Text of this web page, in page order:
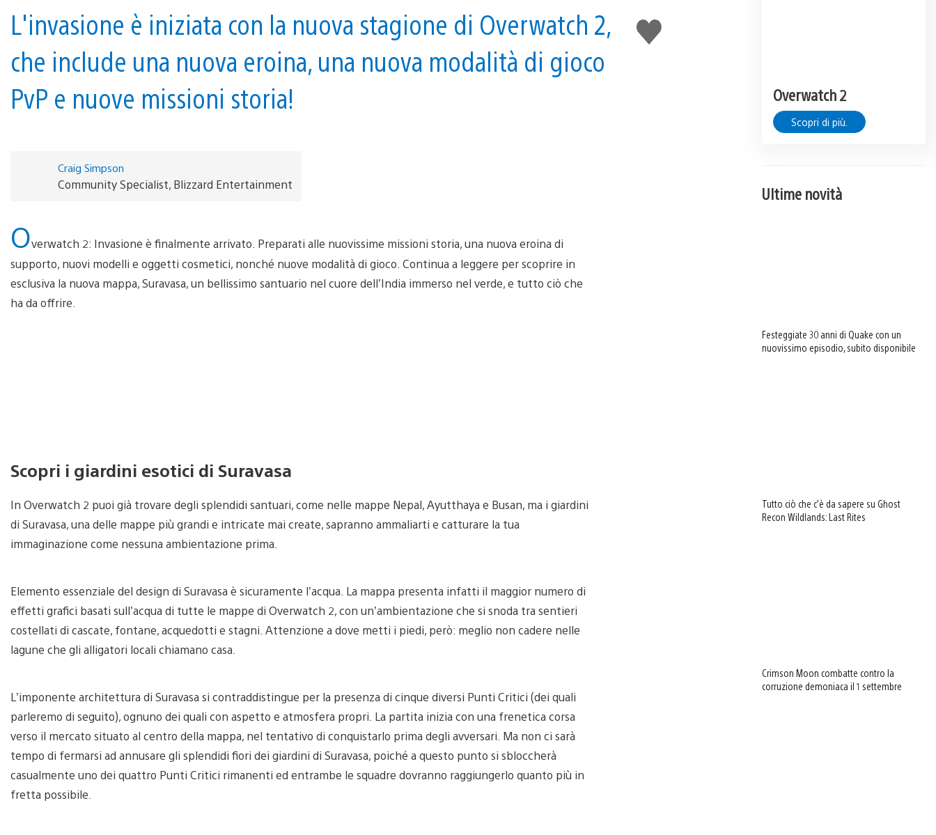
Mi
piace
L'invasione è iniziata con la nuova stagione di Overwatch 2,
che include una nuova eroina, una nuova modalità di gioco
PvP e nuove missioni storia!
Craig Simpson
Community Specialist, Blizzard Entertainment
Overwatch 2: Invasione è finalmente arrivato. Preparati alle nuovissime missioni storia, una nuova eroina di
supporto, nuovi modelli e oggetti cosmetici, nonché nuove modalità di gioco. Continua a leggere per scoprire in
esclusiva la nuova mappa, Suravasa, un bellissimo santuario nel cuore dell’India immerso nel verde, e tutto ciò che
ha da offrire.
Scopri i giardini esotici di Suravasa
In Overwatch 2 puoi già trovare degli splendidi santuari, come nelle mappe Nepal, Ayutthaya e Busan, ma i giardini
di Suravasa, una delle mappe più grandi e intricate mai create, sapranno ammaliarti e catturare la tua
immaginazione come nessuna ambientazione prima.
Elemento essenziale del design di Suravasa è sicuramente l’acqua. La mappa presenta infatti il maggior numero di
effetti grafici basati sull’acqua di tutte le mappe di Overwatch 2, con un’ambientazione che si snoda tra sentieri
costellati di cascate, fontane, acquedotti e stagni. Attenzione a dove metti i piedi, però: meglio non cadere nelle
lagune che gli alligatori locali chiamano casa.
L’imponente architettura di Suravasa si contraddistingue per la presenza di cinque diversi Punti Critici (dei quali
parleremo di seguito), ognuno dei quali con aspetto e atmosfera propri. La partita inizia con una frenetica corsa
verso il mercato situato al centro della mappa, nel tentativo di conquistarlo prima degli avversari. Ma non ci sarà
tempo di fermarsi ad annusare gli splendidi fiori dei giardini di Suravasa, poiché a questo punto si sbloccherà
casualmente uno dei quattro Punti Critici rimanenti ed entrambe le squadre dovranno raggiungerlo quanto più in
fretta possibile.
Overwatch 2
Scopri di più.
Ultime novità
Festeggiate 30 anni di Quake con un
nuovissimo episodio, subito disponibile
Tutto ciò che c’è da sapere su Ghost
Recon Wildlands: Last Rites
Crimson Moon combatte contro la
corruzione demoniaca il 1 settembre